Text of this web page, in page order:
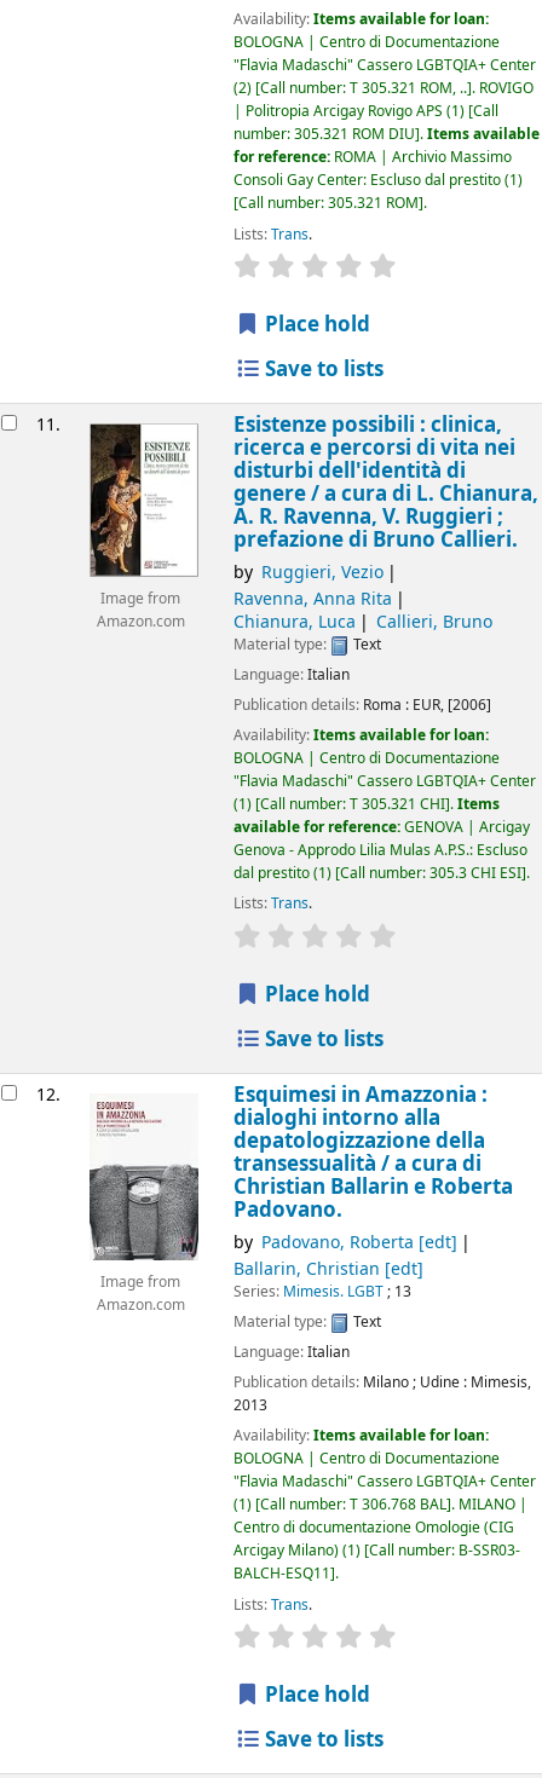
Availability:Items available for loan:
BOLOGNA | Centro di Documentazione
"Flavia Madaschi" Cassero LGBTQIA+ Center
(2) Call number:T 305.321 ROM, .. . ROVIGO
| Politropia Arcigay Rovigo APS (1) Call
number:305.321 ROM DIU .Items available
for reference: ROMA | Archivio Massimo
Consoli Gay Center: Escluso dal prestito(1)
Call number:305.321 ROM .
Lists:Trans.
star rating
Place hold
Save to lists
11.
Image from
Amazon.com
Esistenze possibili : clinica,
ricerca e percorsi di vita nei
disturbi dell'identità di
genere /a cura di L. Chianura,
A. R. Ravenna, V. Ruggieri ;
prefazione di Bruno Callieri.
by Ruggieri, Vezio
Ravenna, Anna Rita
Chianura, Luca
Callieri, Bruno
Material type:
Text
Language:Italian
Publication details: Roma : EUR, [2006]
Availability:Items available for loan:
BOLOGNA | Centro di Documentazione
"Flavia Madaschi" Cassero LGBTQIA+ Center
(1) Call number:T 305.321 CHI .Items
available for reference:GENOVA | Arcigay
Genova - Approdo Lilia Mulas A.P.S.: Escluso
dal prestito(1) Call number:305.3 CHI ESI .
Lists:Trans.
star rating
Place hold
Save to lists
12.
Image from
Amazon.com
Esquimesi in Amazzonia :
dialoghi intorno alla
depatologizzazione della
transessualità /a cura di
Christian Ballarin e Roberta
Padovano.
by Padovano, Roberta [edt]
Ballarin, Christian [edt]
Series: Mimesis. LGBT; 13
Material type:
Text
Language:Italian
Publication details: Milano ; Udine : Mimesis,
2013
Availability:Items available for loan:
BOLOGNA | Centro di Documentazione
"Flavia Madaschi" Cassero LGBTQIA+ Center
(1) Call number:T 306.768 BAL . MILANO |
Centro di documentazione Omologie (CIG
Arcigay Milano)(1) Call number: B-SSR03-
BALCH-ESQ11 .
Lists:Trans.
star rating
Place hold
Save to lists